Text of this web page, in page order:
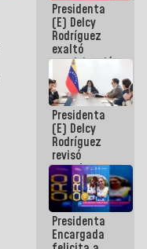
de la Copa
Panamericana
Sub-17
Presidenta
(E) Delcy
Rodríguez
exaltó
participación
de
Venezuela
en Juegos
Centroamericanos
y del Caribe
2026
Presidenta
(E) Delcy
Rodríguez
revisó
agenda
económica y
ejecución de
fondos de
emergencia
post-sismos
Presidenta
Encargada